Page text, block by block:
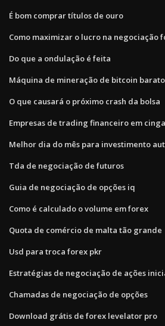
É bom comprar títulos de ouro
Como maximizar o lucro na negociação
Do que a ondulação é feita
Máquina de mineração de bitcoin barato
O que causará o próximo crash da bolsa
Empresas de trading financeiro em
Melhor dia do mês para investimento
Tda de negociação de futuros
Guia de negociação de opções iq
Como é calculado o volume em forex
Quota de comércio de malta tão grande
Usd para troca forex pkr
Estratégias de negociação de ações
Chamadas de negociação de opções
Download grátis de forex levelator pro